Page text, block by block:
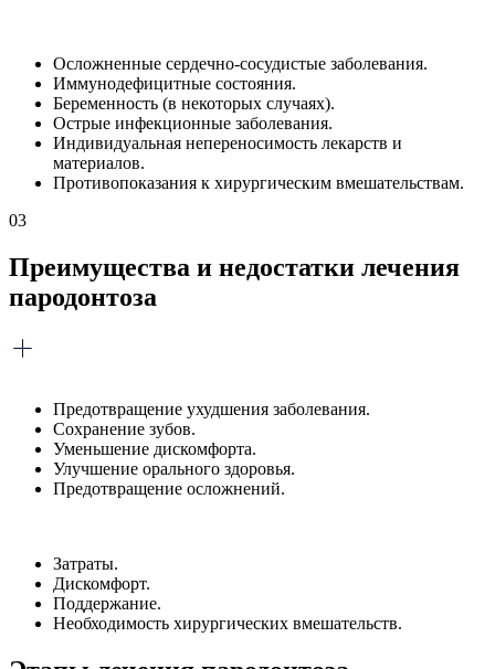
Осложненные сердечно-сосудистые заболевания.
Иммунодефицитные состояния.
Беременность (в некоторых случаях).
Острые инфекционные заболевания.
Индивидуальная непереносимость лекарств и
материалов.
Противопоказания к хирургическим вмешательствам.
03
Преимущества и недостатки лечения
пародонтоза
Предотвращение ухудшения заболевания.
Сохранение зубов.
Уменьшение дискомфорта.
Улучшение орального здоровья.
Предотвращение осложнений.
Затраты.
Дискомфорт.
Поддержание.
Необходимость хирургических вмешательств.